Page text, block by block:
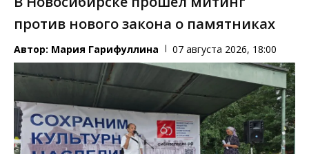
против нового закона о памятниках
Автор: Мария Гарифуллина 07 августа 2026, 18:00